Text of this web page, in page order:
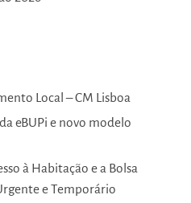
Local – CM Lisboa
eBUPi e novo modelo
à Habitação e a Bolsa
e Temporário